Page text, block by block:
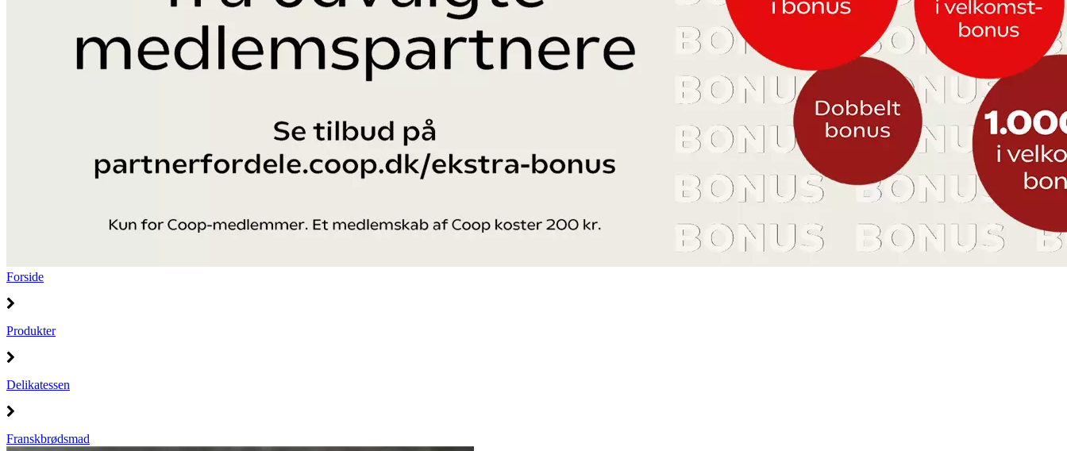
Forside
Produkter
Delikatessen
Franskbrødsmad